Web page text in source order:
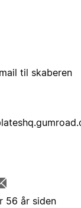
til skaberen
56 år siden